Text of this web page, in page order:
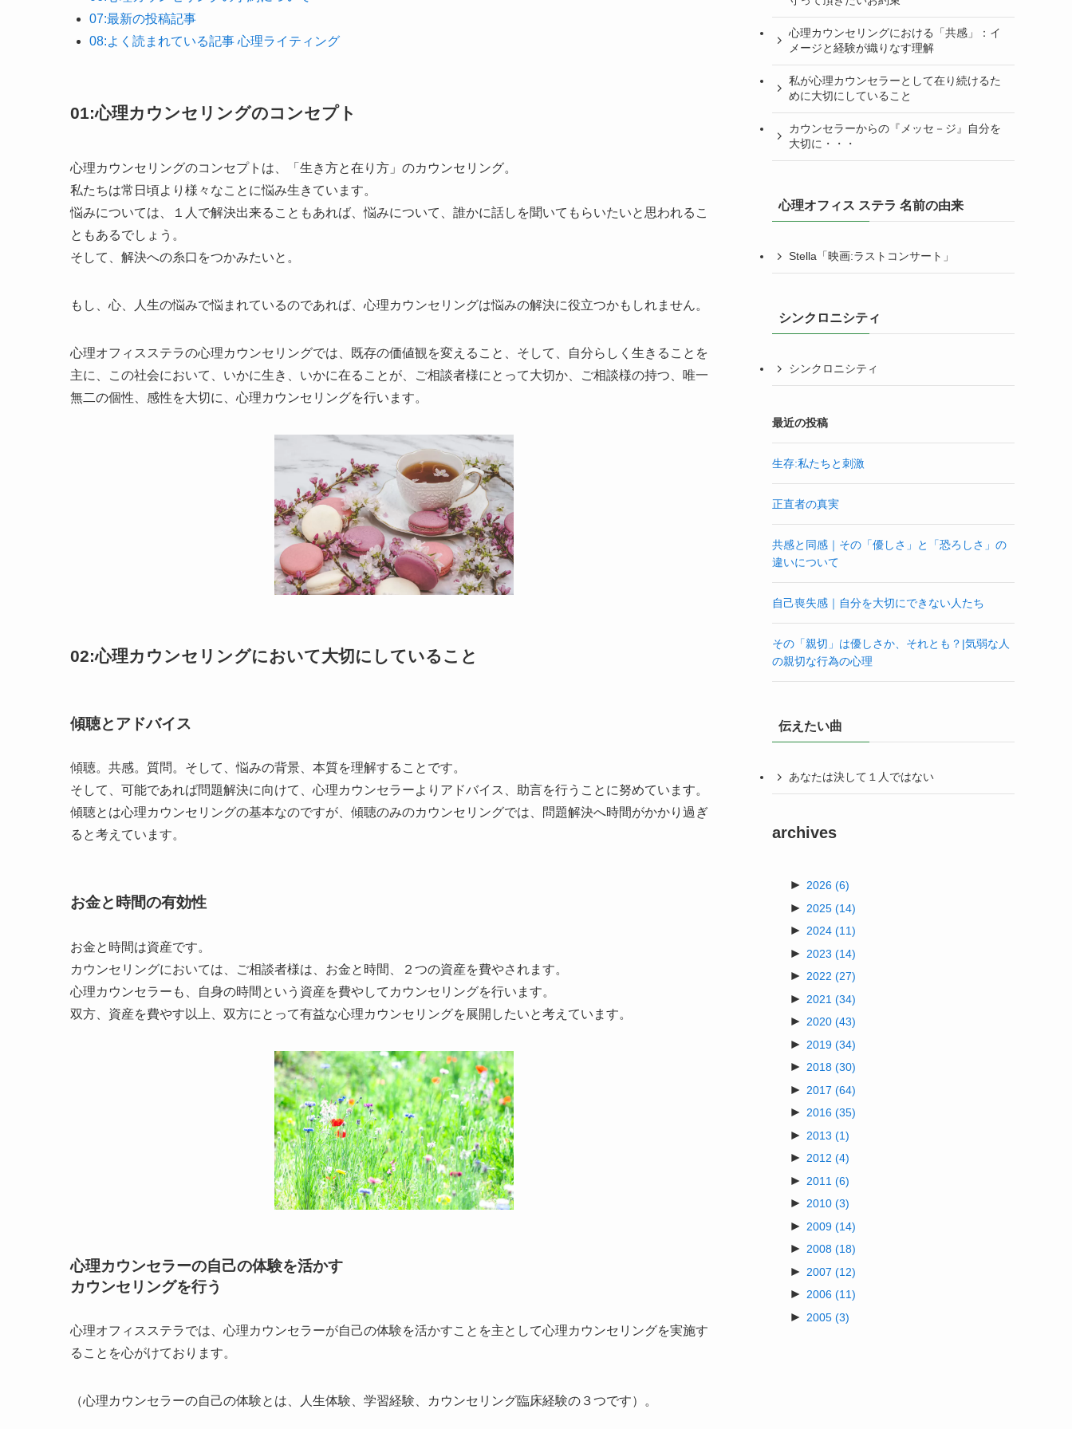
07:最新の投稿記事
08:よく読まれている記事 心理ライティング
01:心理カウンセリングのコンセプト
心理カウンセリングのコンセプトは、「生き方と在り方」のカウンセリング。
私たちは常日頃より様々なことに悩み生きています。
悩みについては、１人で解決出来ることもあれば、悩みについて、誰かに話しを聞いてもらいたいと思われるこ
ともあるでしょう。
そして、解決への糸口をつかみたいと。
もし、心、人生の悩みで悩まれているのであれば、心理カウンセリングは悩みの解決に役立つかもしれません。
心理オフィスステラの心理カウンセリングでは、既存の価値観を変えること、そして、自分らしく生きることを
主に、この社会において、いかに生き、いかに在ることが、ご相談者様にとって大切か、ご相談様の持つ、唯一
無二の個性、感性を大切に、心理カウンセリングを行います。
02:心理カウンセリングにおいて大切にしていること
傾聴とアドバイス
傾聴。共感。質問。そして、悩みの背景、本質を理解することです。
そして、可能であれば問題解決に向けて、心理カウンセラーよりアドバイス、助言を行うことに努めています。
傾聴とは心理カウンセリングの基本なのですが、傾聴のみのカウンセリングでは、問題解決へ時間がかかり過ぎ
ると考えています。
お金と時間の有効性
お金と時間は資産です。
カウンセリングにおいては、ご相談者様は、お金と時間、２つの資産を費やされます。
心理カウンセラーも、自身の時間という資産を費やしてカウンセリングを行います。
双方、資産を費やす以上、双方にとって有益な心理カウンセリングを展開したいと考えています。
心理カウンセラーの自己の体験を活かす
カウンセリングを行う
心理オフィスステラでは、心理カウンセラーが自己の体験を活かすことを主として心理カウンセリングを実施す
ることを心がけております。
（心理カウンセラーの自己の体験とは、人生体験、学習経験、カウンセリング臨床経験の３つです）。
心理カウンセリングにおける「共感」：イ
メージと経験が織りなす理解
私が心理カウンセラーとして在り続けるた
めに大切にしていること
カウンセラーからの『メッセ－ジ』自分を
大切に・・・
心理オフィス ステラ 名前の由来
Stella「映画:ラストコンサート」
シンクロニシティ
シンクロニシティ
最近の投稿
生存:私たちと刺激
正直者の真実
共感と同感｜その「優しさ」と「恐ろしさ」の
違いについて
自己喪失感｜自分を大切にできない人たち
その「親切」は優しさか、それとも？|気弱な人
の親切な行為の心理
伝えたい曲
あなたは決して１人ではない
archives
► 2026 (6)
► 2025 (14)
► 2024 (11)
► 2023 (14)
► 2022 (27)
► 2021 (34)
► 2020 (43)
► 2019 (34)
► 2018 (30)
► 2017 (64)
► 2016 (35)
► 2013 (1)
► 2012 (4)
► 2011 (6)
► 2010 (3)
► 2009 (14)
► 2008 (18)
► 2007 (12)
► 2006 (11)
► 2005 (3)